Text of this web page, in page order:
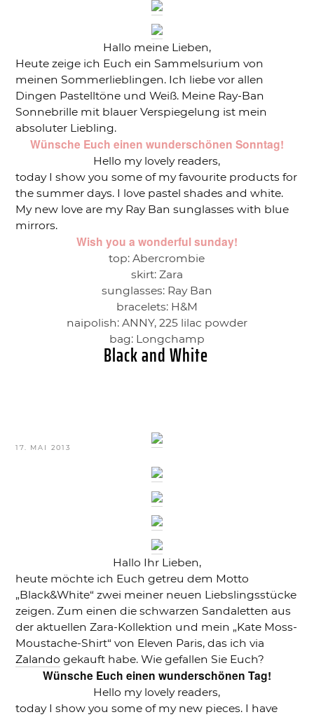
Hallo meine Lieben,
Heute zeige ich Euch ein Sammelsurium von
meinen Sommerlieblingen. Ich liebe vor allen
Dingen Pastelltöne und Weiß. Meine Ray-Ban
Sonnebrille mit blauer Verspiegelung ist mein
absoluter Liebling.
Wünsche Euch einen wunderschönen Sonntag!
Hello my lovely readers,
today I show you some of my favourite products for
the summer days. I love pastel shades and white.
My new love are my Ray Ban sunglasses with blue
mirrors.
Wish you a wonderful sunday!
top: Abercrombie
skirt: Zara
sunglasses: Ray Ban
bracelets: H&M
naipolish: ANNY, 225 lilac powder
bag: Longchamp
VERÖFFENTLICHT
17. MAI 2013
Black and White
Hallo Ihr Lieben,
heute möchte ich Euch getreu dem Motto
„Black&White“ zwei meiner neuen Liebslingsstücke
zeigen. Zum einen die schwarzen Sandaletten aus
der aktuellen Zara-Kollektion und mein „Kate Moss-
Moustache-Shirt“ von Eleven Paris, das ich via
Zalando gekauft habe. Wie gefallen Sie Euch?
Wünsche Euch einen wunderschönen Tag!
Hello my lovely readers,
today I show you some of my new pieces. I have